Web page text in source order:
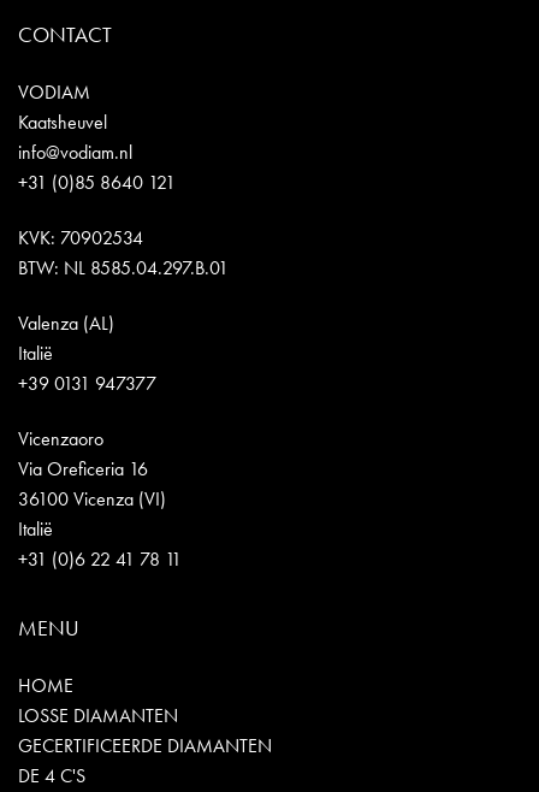
CONTACT
VODIAM
Kaatsheuvel
info@vodiam.nl
+31 (0)85 8640 121
KVK: 70902534
BTW: NL 8585.04.297.B.01
Valenza (AL)
Italië
+39 0131 947377
Vicenzaoro
Via Oreficeria 16
36100 Vicenza (VI)
Italië
+31 (0)6 22 41 78 11
MENU
HOME
LOSSE DIAMANTEN
GECERTIFICEERDE DIAMANTEN
DE 4 C'S